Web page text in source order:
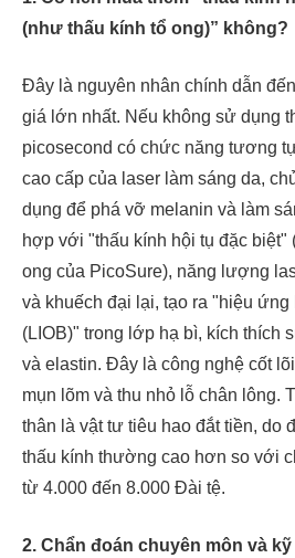
(như thấu kính tổ ong)” không?
Đây là nguyên nhân chính dẫn
giá lớn nhất. Nếu không sử dụng
picosecond có chức năng tương
cao cấp của laser làm sáng da,
dụng để phá vỡ melanin và làm
hợp với "thấu kính hội tụ đặc biệt"
ong của PicoSure), năng lượng
và khuếch đại lại, tạo ra "hiệu ứng
(LIOB)" trong lớp hạ bì, kích thích
và elastin. Đây là công nghệ cốt
mụn lõm và thu nhỏ lỗ chân lông.
thân là vật tư tiêu hao đắt tiền, do
thấu kính thường cao hơn so với
từ 4.000 đến 8.000 Đài tệ.
2. Chẩn đoán chuyên môn và